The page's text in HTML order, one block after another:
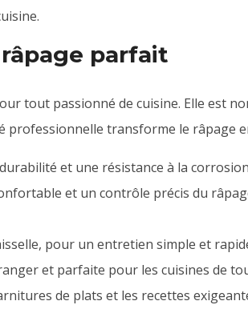
parfait
tout passionné de cuisine. Elle est
professionnelle transforme le râpage
et une résistance à la
et un contrôle précis du
pour un entretien simple et
et parfaite pour les cuisines de
de plats et les recettes